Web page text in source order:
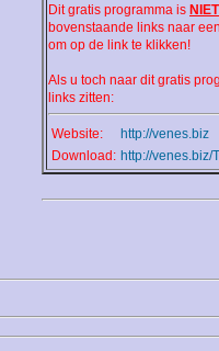
Dit gratis programma is NIET
bovenstaande links naar
om op de link te klikken!
Als u toch naar dit gratis
links zitten:
Website:
http://venes.biz
Download: http://venes.biz/